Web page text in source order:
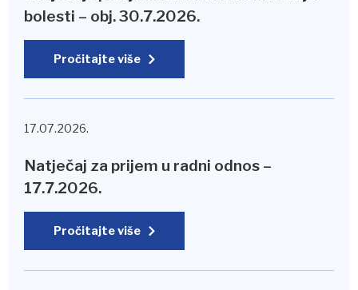
bolesti – obj. 30.7.2026.
Pročitajte više
17.07.2026.
Natječaj za prijem u radni odnos –
17.7.2026.
Pročitajte više